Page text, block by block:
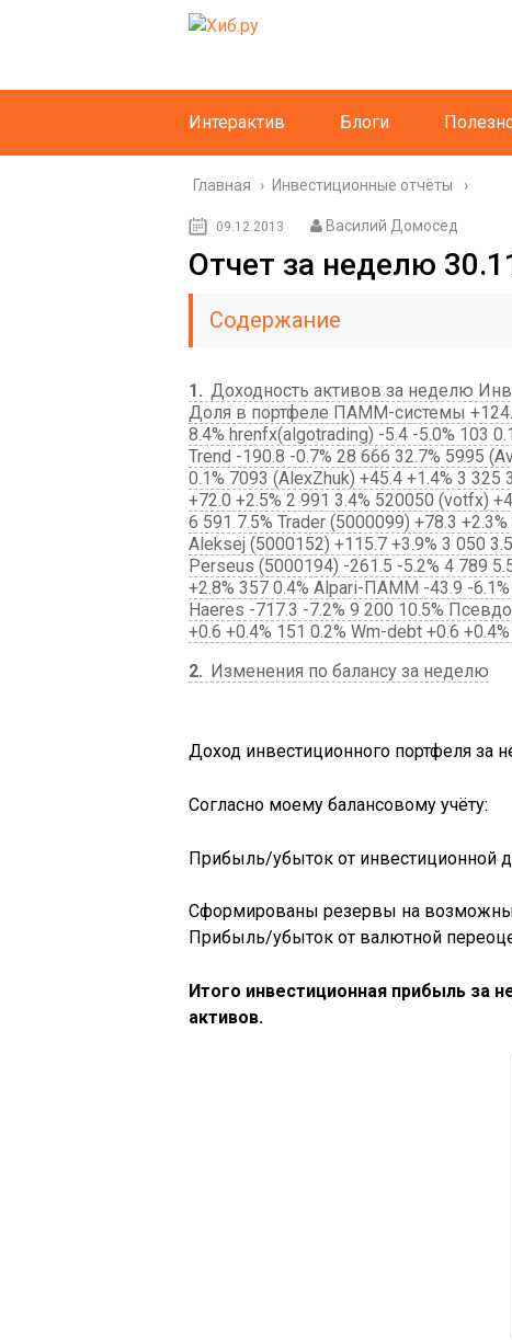
Интерактив Блоги
Главная › Инвестиционные отчёты
09.12.2013 Василий Домосед
Отчет за неделю
Содержание
1
Доходность активов за неделю
Доля в портфеле ПАММ-системы +124.8
8.4% hrenfx(algotrading) -5.4 -5.0% 103
Trend -190.8 -0.7% 28 666 32.7% 5995
0.1% 7093 (AlexZhuk) +45.4 +1.4% 3 325
+72.0 +2.5% 2 991 3.4% 520050 (votfx)
6 591 7.5% Trader (5000099) +78.3
Aleksej (5000152) +115.7 +3.9% 3 050
Perseus (5000194) -261.5 -5.2% 4 789
+2.8% 357 0.4% Alpari-ПАММ -43.9 -
Haeres -717.3 -7.2% 9 200 10.5%
+0.6 +0.4% 151 0.2% Wm-debt +0.6
2
Изменения по балансу за неделю
Доход инвестиционного портфеля за
Согласно моему балансовому учёту:
Прибыль/убыток от инвестиционной
Сформированы резервы на
Прибыль/убыток от валютной
Итого инвестиционная прибыль за
активов.